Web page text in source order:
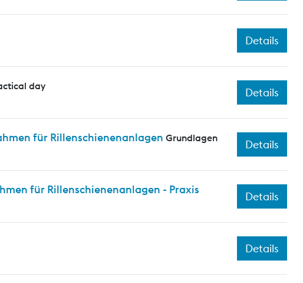
Details
day
Details
für Rillenschienenanlagen Grundlagen
Details
für Rillenschienenanlagen - Praxis
Details
Details